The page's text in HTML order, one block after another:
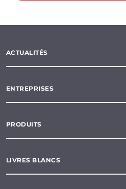
ACTUALITÉS
ENTREPRISES
PRODUITS
LIVRES BLANCS